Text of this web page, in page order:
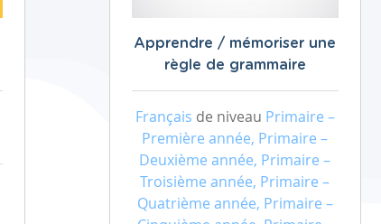
Apprendre / mémoriser une
règle de grammaire
Français de niveau Primaire –
Première année, Primaire –
Deuxième année, Primaire –
Troisième année, Primaire –
Quatrième année, Primaire –